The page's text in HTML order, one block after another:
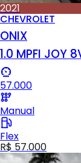
2021
CHEVROLET
ONIX
1.0 MPFI JOY
57.000
Manual
Flex
R$ 57.000